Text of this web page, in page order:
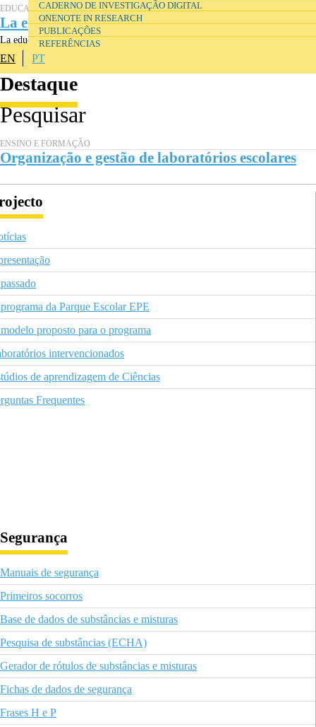
CADERNO DE INVESTIGAÇÃO DIGITAL
ONENOTE IN RESEARCH
PUBLICAÇÕES
REFERÊNCIAS
EN PT
EDUCAÇÃO
La educación en la Encrucijada
La educación en la encrucijada, de Mariano Fernández Enguita, constituye un
ambicioso y documentado análisis de los retos que el mundo...
Destaque
ENSINO E FORMAÇÃO
Organização e gestão de laboratórios escolares
da Parque Escolar EPE
proposto para o programa
intervencionados
de aprendizagem de Ciências
Frequentes
Segurança
Manuais de segurança
Primeiros socorros
Base de dados de substâncias e misturas
Pesquisa de substâncias (ECHA)
Gerador de rótulos de substâncias e misturas
Fichas de dados de segurança
Frases H e P